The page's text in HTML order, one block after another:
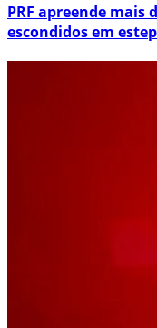
PRF apreende mais
escondidos em